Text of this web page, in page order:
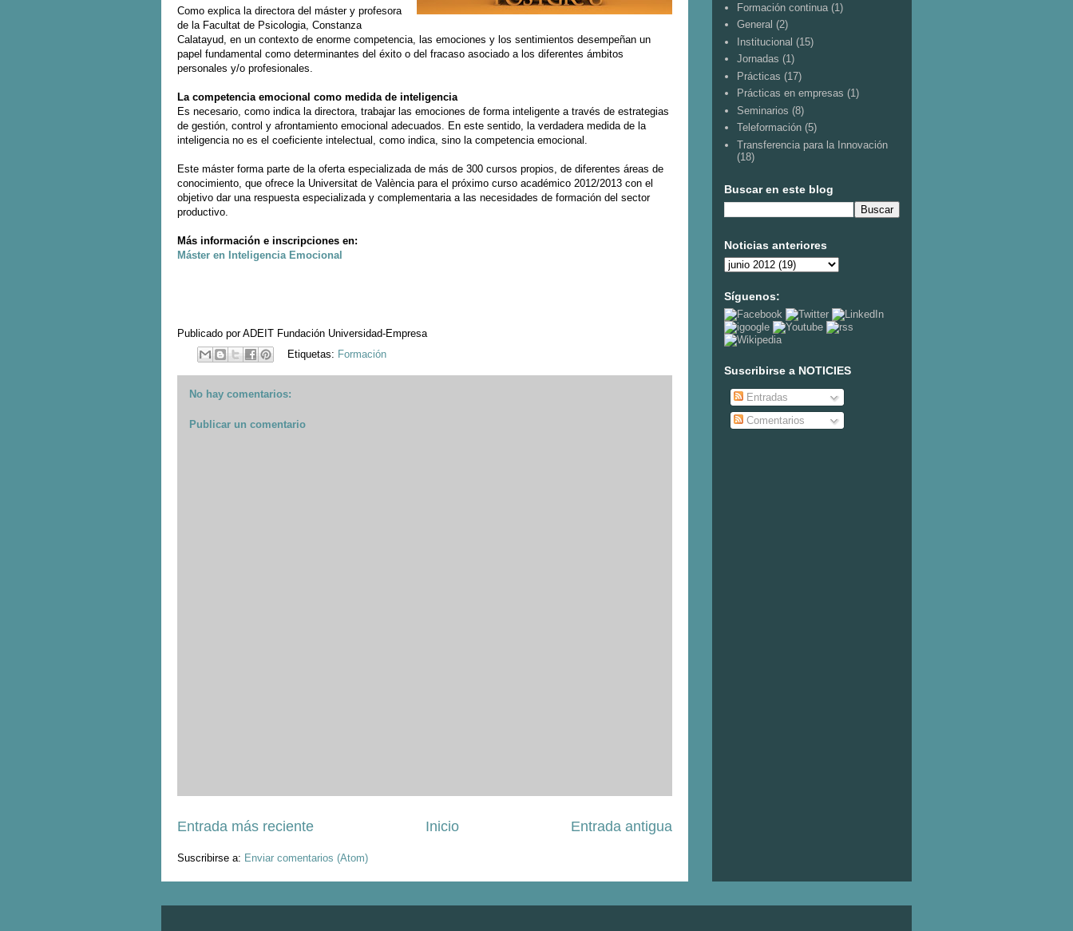
Como explica la directora del máster y profesora
de la Facultat de Psicologia, Constanza
Calatayud, en un contexto de enorme competencia, las emociones y los sentimientos desempeñan un
papel fundamental como determinantes del éxito o del fracaso asociado a los diferentes ámbitos
personales y/o profesionales.
La competencia emocional como medida de inteligencia
Es necesario, como indica la directora, trabajar las emociones de forma inteligente a través de estrategias
de gestión, control y afrontamiento emocional adecuados. En este sentido, la verdadera medida de la
inteligencia no es el coeficiente intelectual, como indica, sino la competencia emocional.
Este máster forma parte de la oferta especializada de más de 300 cursos propios, de diferentes áreas de
conocimiento, que ofrece la Universitat de València para el próximo curso académico 2012/2013 con el
objetivo dar una respuesta especializada y complementaria a las necesidades de formación del sector
productivo.
Más información e inscripciones en:
Máster en Inteligencia Emocional
Publicado porADEIT Fundación Universidad-Empresa
Etiquetas: Formación
No hay comentarios:
Publicar un comentario
Entrada más reciente Entrada antigua
Inicio
Suscribirse a: Enviar comentarios (Atom)
Formación continua (1)
General (2)
Institucional (15)
Jornadas (1)
Prácticas (17)
Prácticas en empresas (1)
Seminarios (8)
Teleformación (5)
Transferencia para la Innovación
(18)
Buscar en este blog
Noticias anteriores
Síguenos:
Suscribirse a NOTICIES
Entradas
Comentarios